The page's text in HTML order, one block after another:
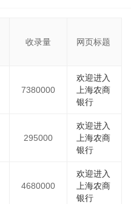
收录量 网页标题
7380000
欢迎进入
上海农商
银行
295000
欢迎进入
上海农商
银行
4680000
欢迎进入
上海农商
银行